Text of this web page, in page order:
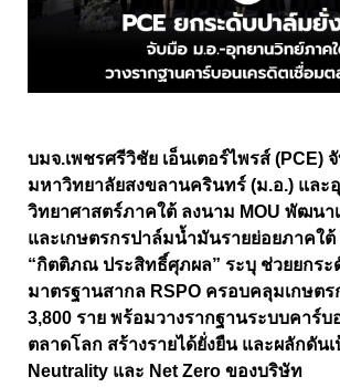
บมจ.เพชรศรีวิชัย เอ็นเตอร์ไพรส์ (PCE)
มหาวิทยาลัยสงขลานครินทร์ (ม.อ.) และ
วิทยาศาสตร์ภาคใต้ ลงนาม MOU พัฒน
และเกษตรกรปาล์มน้ำมันรายย่อยภาคใ
“กิตติภณ ประสิทธิ์ศุภผล” ระบุ ช่วยยกระ
มาตรฐานสากล RSPO ครอบคลุมเกษตร
3,800 ราย พร้อมวางรากฐานระบบคาร์บ
ตลาดโลก สร้างรายได้ยั่งยืน และผลักดัน
Neutrality และ Net Zero ของบริษัท